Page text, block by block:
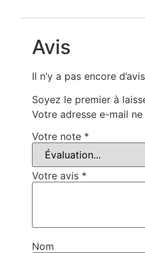
Avis
Il n’y a pas encore
Soyez le premier à
Votre adresse e-mail
Votre note *
Votre avis *
Nom